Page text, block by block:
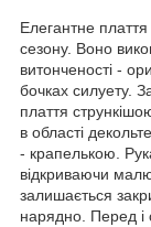
Елегантне
сезону. Воно
витонченості -
бочках силуету.
плаття
в області
- крапелькою.
відкриваючи
залишається
нарядно. Перед і